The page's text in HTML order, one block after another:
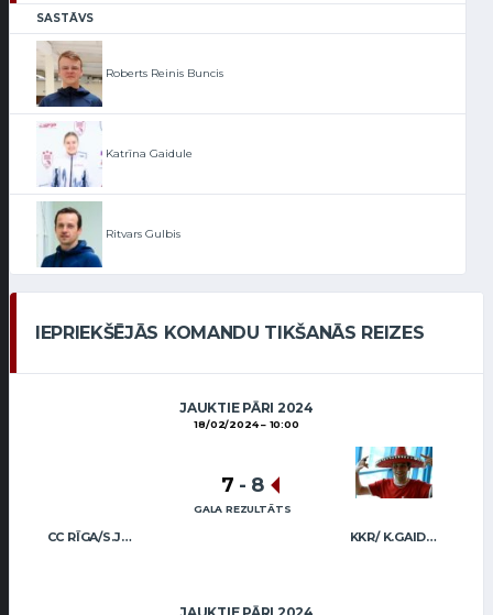
SASTĀVS
Roberts Reinis Buncis
Katrīna Gaidule
Ritvars Gulbis
IEPRIEKŠĒJĀS KOMANDU TIKŠANĀS REIZES
JAUKTIE PĀRI 2024
18/02/2024 10:00
CC RĪGA/S.JESKE A.VEIDEMANIS KKR/ K.GAIDULE R.R.BUNCIS
7 - 8
GALA REZULTĀTS